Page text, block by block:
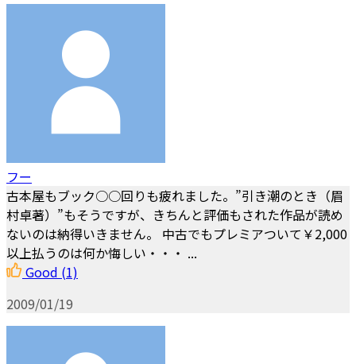
フー
古本屋もブック○○回りも疲れました。”引き潮のとき（眉
村卓著）”もそうですが、きちんと評価もされた作品が読め
ないのは納得いきません。 中古でもプレミアついて￥2,000
以上払うのは何か悔しい・・・ ...
Good (1)
2009/01/19